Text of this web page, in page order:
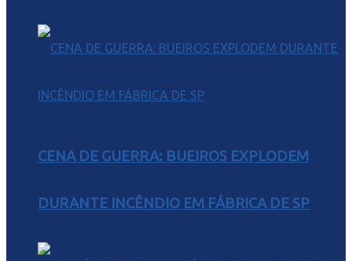
CENA DE GUERRA: BUEIROS EXPLODEM
DURANTE INCÊNDIO EM FÁBRICA DE SP